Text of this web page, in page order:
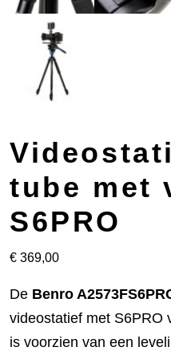
tube met
S6PRO
€ 369,00
De Benro
videostatief met S6PRO
is voorzien van een